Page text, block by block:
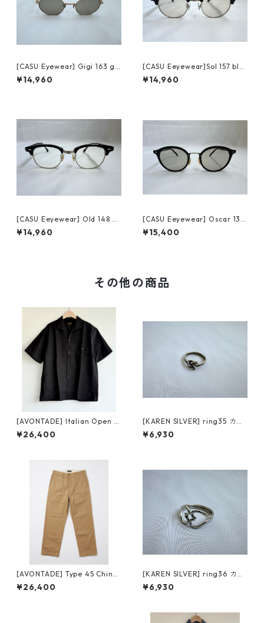
[CASU Eyewear] Gigi 163 go
ld キャス アイウェア ジジ
¥14,960
[CASU Eeyewear]Sol 157 bla
ck/silver キャスアイウェア ソ
ル (sun)
¥14,960
[CASU Eeyewear] Old 148 bl
ack/silver キャスアイウェア
オールド
¥14,960
[CASU Eeyewear] Oscar 133
black/silver キャスアイウェ
ア オスカー
¥15,400
その他の商品
[AVONTADE] Italian Open C
ollar shirts SS VTD-0398-S
H アボンタージ イタリアン オ
¥26,400
[KAREN SILVER] ring35 カレ
ンシルバー リング 18号
¥6,930
[AVONTADE] Type 45 Chino
Trousers VTD-0340-PT3 ア
ボンタージ タイプ45 チノトラ
¥26,400
[KAREN SILVER] ring36 カレ
ンシルバー リング 21号
¥6,930